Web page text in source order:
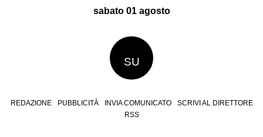
sabato 01 agosto
SU
REDAZIONE PUBBLICITÀ INVIA COMUNICATO
SCRIVI AL DIRETTORE
RSS